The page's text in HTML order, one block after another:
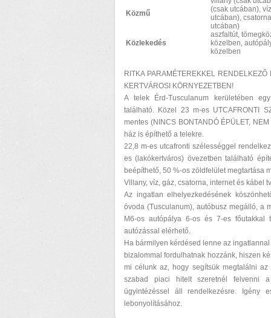
Közmű
(csak utcában),
utcában),
utcában)
Közlekedés
aszfaltút,
közelben,
közelben
RITKA PARAMÉTEREKKEL
KERTVÁROSI KÖRNYEZETBEN!
A telek Érd-Tusculanum kerületében
található. Közel 23 m-es UTCAFRONTI
mentes (NINCS BONTANDÓ ÉPÜLET,
ház is építhető a telekre.
22,8 m-es utcafronti szélességgel
es (lakókertváros) övezetben található
beépíthető, 50 %-os zöldfelület megtartása
Villany, víz, gáz, csatorna, internet és kábel
Az ingatlan elhelyezkedésének
óvoda (Tusculanum), autóbusz megálló, a
M6-os autópálya 6-os és 7-es főutakkal
autózással elérhető.
Ha bármilyen kérdésed lenne az
bizalommal fordulhatnak hozzánk, hiszen
mi célunk az, hogy segítsük megtalálni
szabad piaci hitelt szeretnél felvenni a
ügyintézéssel áll rendelkezésre. Igény
lebonyolításához.